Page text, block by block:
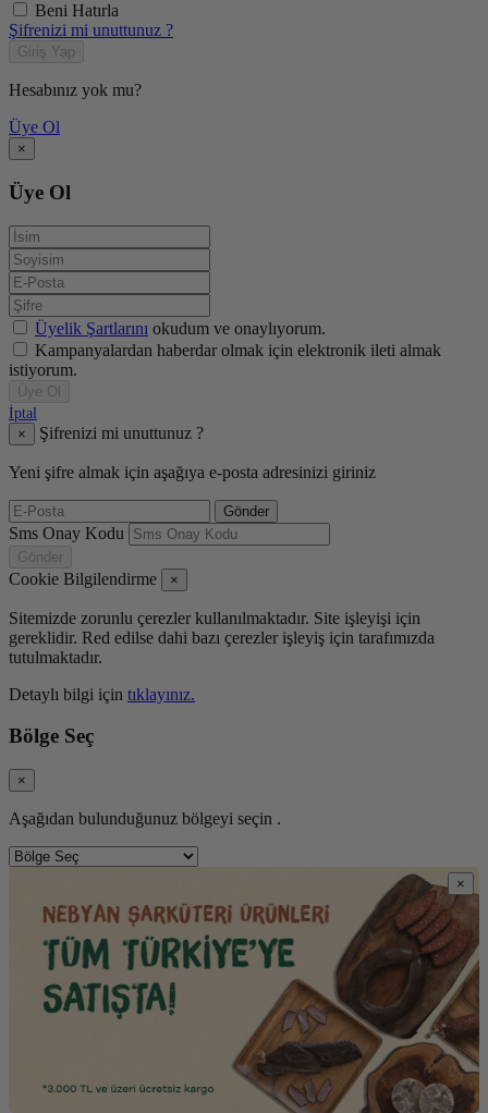
Beni Hatırla
Şifrenizi mi unuttunuz ?
Giriş Yap
Hesabınız yok mu?
Üye Ol
×
Üye Ol
Üyelik Şartlarını okudum ve onaylıyorum.
Kampanyalardan haberdar olmak için elektronik ileti almak
istiyorum.
Üye Ol
İptal
×
Şifrenizi mi unuttunuz ?
Yeni şifre almak için aşağıya e-posta adresinizi giriniz
Gönder
Sms Onay Kodu
Gönder
Cookie Bilgilendirme ×
Sitemizde zorunlu çerezler kullanılmaktadır. Site işleyişi için
gereklidir. Red edilse dahi bazı çerezler işleyiş için tarafımızda
tutulmaktadır.
Detaylı bilgi için tıklayınız.
Bölge Seç
×
Aşağıdan bulunduğunuz bölgeyi seçin .
×